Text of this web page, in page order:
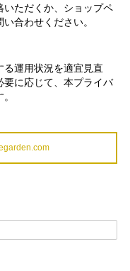
いただくか、ショップペ
合わせください。
る運用状況を適宜見直
要に応じて、本プライバ